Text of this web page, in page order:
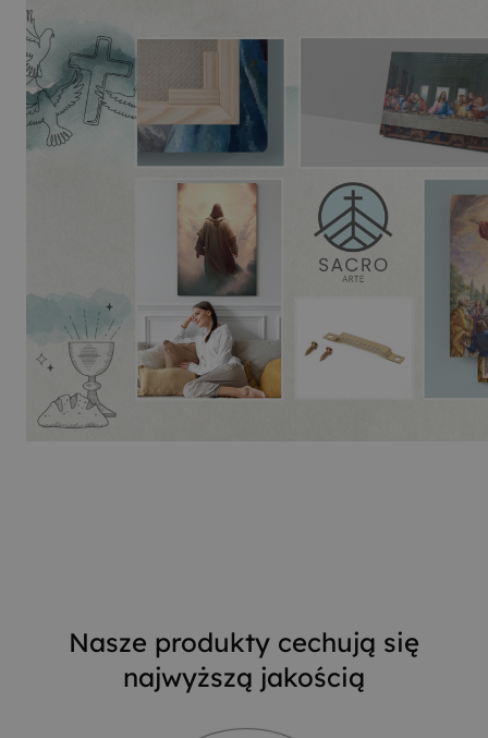
Nasze produkty cechują się
najwyższą jakością